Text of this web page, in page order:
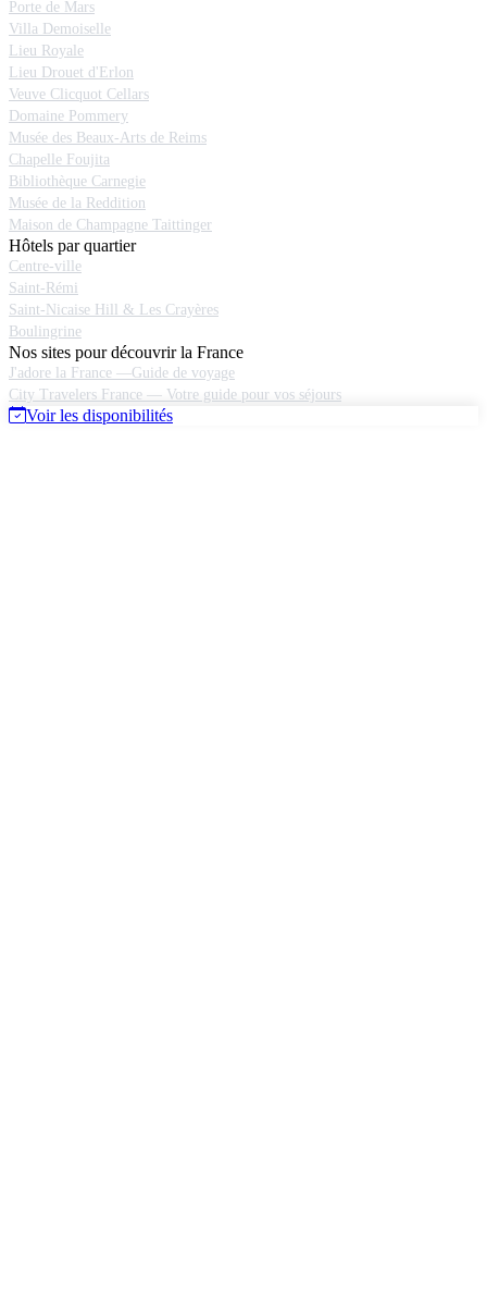
Porte de Mars
Villa Demoiselle
Lieu Royale
Lieu Drouet d'Erlon
Veuve Clicquot Cellars
Domaine Pommery
Musée des Beaux-Arts de Reims
Chapelle Foujita
Bibliothèque Carnegie
Musée de la Reddition
Maison de Champagne Taittinger
Hôtels par quartier
Centre-ville
Saint-Rémi
Saint-Nicaise Hill & Les Crayères
Boulingrine
Nos sites pour découvrir la France
J'adore la France —Guide de voyage
City Travelers France — Votre guide pour vos séjours
Voir les disponibilités